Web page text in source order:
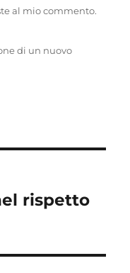
al mio commento.
di un nuovo
rispetto